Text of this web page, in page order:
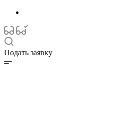
Подать заявку